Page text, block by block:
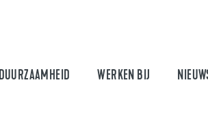
DUURZAAMHEID WERKEN BIJ